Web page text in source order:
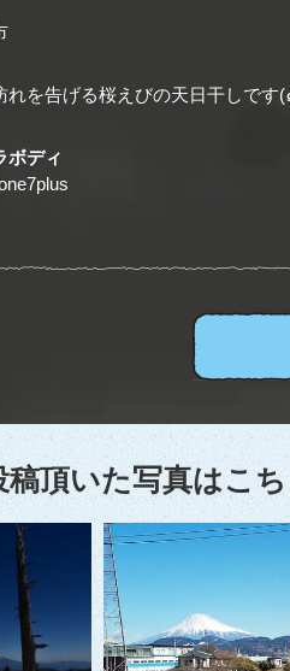
れを告げる桜えびの天日干しです(
ボディ
稿頂いた写真はこち